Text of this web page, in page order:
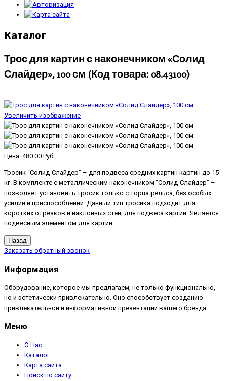
Каталог
Трос для картин с наконечником «Солид
Слайдер», 100 см (Код товара: 08.43100)
Увеличить изображение
Цена: 480.00 Руб
Тросик “Солид-Слайдер” – для подвеса средних картин картин до 15
кг. В комплекте с металлическим наконечником “Солид-Слайдер” –
позволяет установить тросик только с торца рельса, без особых
усилий и приспособлений. Данный тип тросика подходит для
коротких отрезков и наклонных стен, для подвеса картин. Является
подвесным элементом для картин.
Заказать обратный звонок
Информация
Оборудование, которое мы предлагаем, не только функционально,
но и эстетически привлекательно. Оно способствует созданию
привлекательной и информативной презентации вашего бренда.
Меню
О Нас
Каталог
Карта сайта
Поиск по сайту